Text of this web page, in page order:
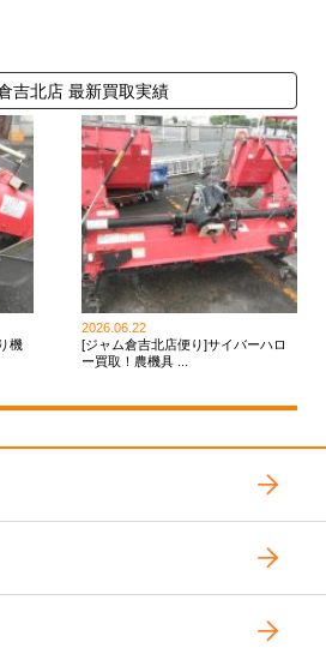
吉北店 最新買取実績
機
2026.06.22
[ジャム倉吉北店便り]サイバーハロ
ー買取！農機具 ...